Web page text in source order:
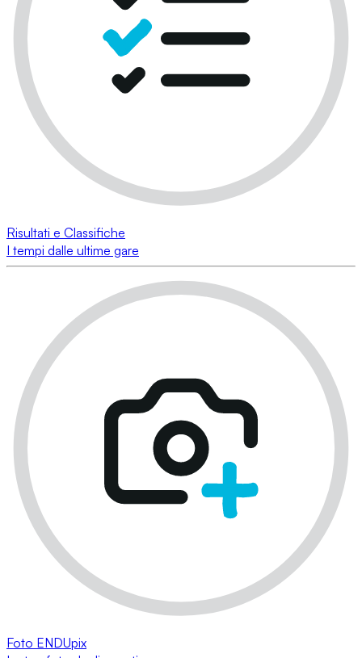
Risultati e Classifiche
I tempi dalle ultime gare
Foto ENDUpix